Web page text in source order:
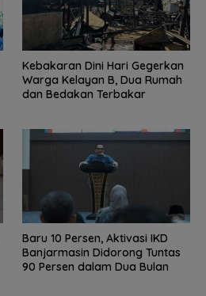
Kebakaran Dini Hari Gegerkan
Warga Kelayan B, Dua Rumah
dan Bedakan Terbakar
Baru 10 Persen, Aktivasi IKD
Banjarmasin Didorong Tuntas
90 Persen dalam Dua Bulan